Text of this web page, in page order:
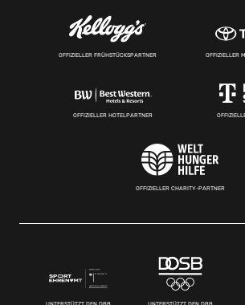
OFFIZIELLER FRÜHSTÜCKSPARTNER OFFIZIELLER
OFFIZIELLER HOTELPARTNER
OFFIZIELLER CHARITY-PARTNER